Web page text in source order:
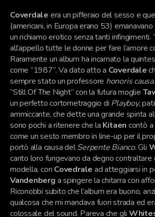
Coverdale era un pifferaio del sesso e
(americani, in Europa erano 53)
un richiamo erotico senza tanti infingimenti.
all’appello tutte le donne per fare l’amore
Raramente un album ha incarnato la
come “1987”. Va dato atto a Coverdale
sempre stato un professore honoris causa
“Still Of The Night” con la futura moglie
un perfetto cortometraggio di Playboy,
ammiccante, che dette una grande spinta
sono pochi a ritenere che la Kitaen contò
come un sesto membro in line-up per il
portò alla causa delSerpente Bianco. Gli
canto loro fungevano da degno contraltare
modella, con Covedrale ad atteggiarsi in
Vandenberg a spingere la chitarra con
Riconobbi subito che l’album era buono,
qualcosa che mi mandava fuori strada ed
colossale del sound. Pareva che gli